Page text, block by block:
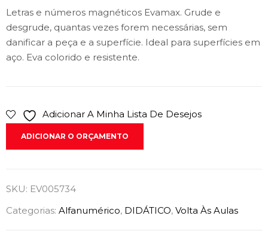
Letras e números magnéticos Evamax. Grude e
desgrude, quantas vezes forem necessárias, sem
danificar a peça e a superfície. Ideal para superfícies em
aço. Eva colorido e resistente.
Adicionar A Minha Lista De Desejos
ADICIONAR O ORÇAMENTO
SKU: EV005734
Categorias: Alfanumérico, DIDÁTICO, Volta Às Aulas